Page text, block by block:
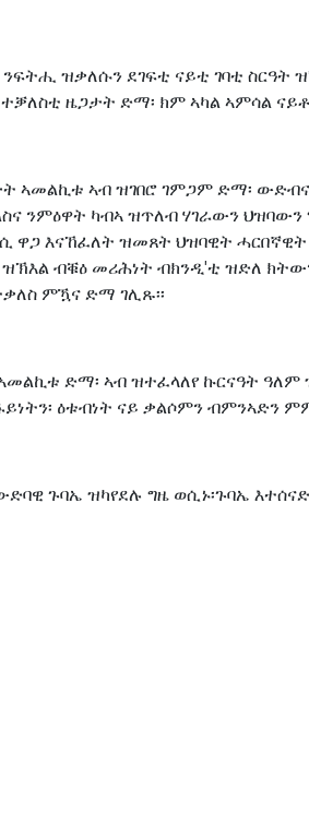
ንፍትሒ ዝቃለሱን ደገፍቲ ናይቲ ገባቲ
ዜጋታት ድማ፡ ክም ኣካል ኣምሳል
ኣመልኪቱ ኣብ ዝገበሮ ገምጋም ድማ፡
ንምዕዋት ካብኣ ዝጥለብ ሃገራውን
ዋጋ እናኸፈለት ዝመጸት ህዝባዊት
ብቑዕ መሪሕነት ብክንዲ'ቲ ዝድለ
ምዃና ድማ ገሊጹ፡፡
ድማ፡ ኣብ ዝተፈላለየ ኩርናዓት
ዕቱብነት ናይ ቃልሶምን ብምንኣድን
ጉባኤ ዝካየደሉ ግዜ ወሲኑ፡ጉባኤ
ኣይንፈጥርን”